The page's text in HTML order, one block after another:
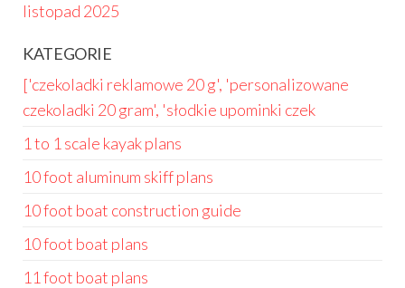
listopad 2025
KATEGORIE
['czekoladki reklamowe 20 g', 'personalizowane
czekoladki 20 gram', 'słodkie upominki czek
1 to 1 scale kayak plans
10 foot aluminum skiff plans
10 foot boat construction guide
10 foot boat plans
11 foot boat plans